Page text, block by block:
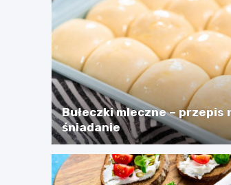
Bułeczki mleczne – przepis
śniadanie